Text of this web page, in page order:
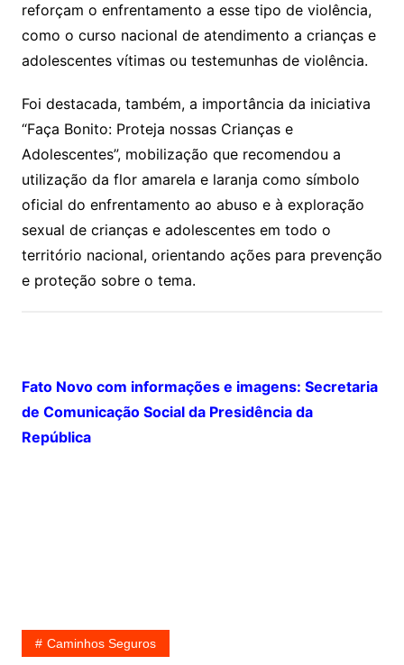
reforçam o enfrentamento a esse tipo de violência,
como o curso nacional de atendimento a crianças e
adolescentes vítimas ou testemunhas de violência.
Foi destacada, também, a importância da iniciativa
“Faça Bonito: Proteja nossas Crianças e
Adolescentes”, mobilização que recomendou a
utilização da flor amarela e laranja como símbolo
oficial do enfrentamento ao abuso e à exploração
sexual de crianças e adolescentes em todo o
território nacional, orientando ações para prevenção
e proteção sobre o tema.
Fato Novo com informações e imagens: Secretaria
de Comunicação Social da Presidência da
República
Caminhos Seguros